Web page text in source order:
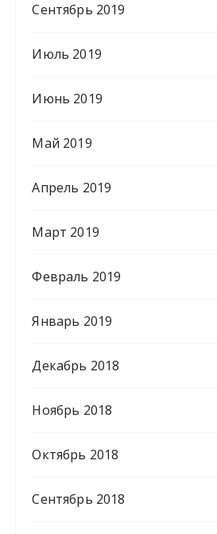
Сентябрь 2019
Июль 2019
Июнь 2019
Май 2019
Апрель 2019
Март 2019
Февраль 2019
Январь 2019
Декабрь 2018
Ноябрь 2018
Октябрь 2018
Сентябрь 2018